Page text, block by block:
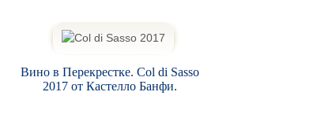
Вино в Перекрестке. Col di Sasso
2017 от Кастелло Банфи.